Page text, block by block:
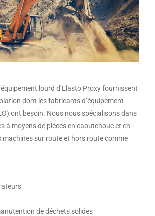
lourd d’Elasto Proxy fournissent
dont les fabricants d’équipement
ont besoin. Nous nous spécialisons dans
à moyens de pièces en caoutchouc et en
machines sur route et hors route comme
de déchets solides